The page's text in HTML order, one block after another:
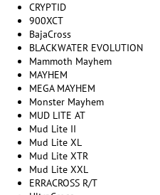
CRYPTID
900XCT
BajaCross
BLACKWATER EVOLUTION
Mammoth Mayhem
MAYHEM
MEGA MAYHEM
Monster Mayhem
MUD LITE AT
Mud Lite II
Mud Lite XL
Mud Lite XTR
Mud Lite XXL
ERRACROSS R/T